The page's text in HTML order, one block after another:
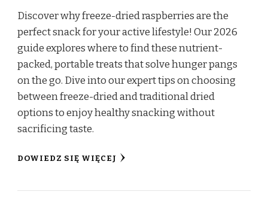
Discover why freeze-dried raspberries are the
perfect snack for your active lifestyle! Our 2026
guide explores where to find these nutrient-
packed, portable treats that solve hunger pangs
on the go. Dive into our expert tips on choosing
between freeze-dried and traditional dried
options to enjoy healthy snacking without
sacrificing taste.
DOWIEDZ SIĘ WIĘCEJ